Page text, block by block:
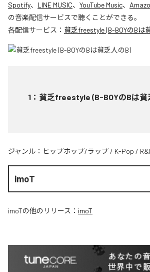
Spotify、 LINE MUSIC、 YouTube Music、
の音楽配信サービスで聴くことができる。
各配信サービス： 貧乏freestyle (B-BOYのBは
1 ： 貧乏freestyle (B-BOYのBは貧
ジャンル： ヒップホップ/ラップ / K-Pop /
imoT
imoTの他のリリース： imoT